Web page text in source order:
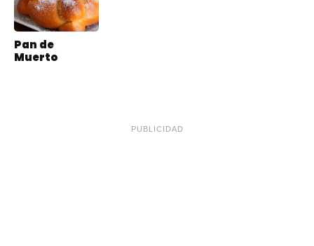
Pan de
Muerto
PUBLICIDAD